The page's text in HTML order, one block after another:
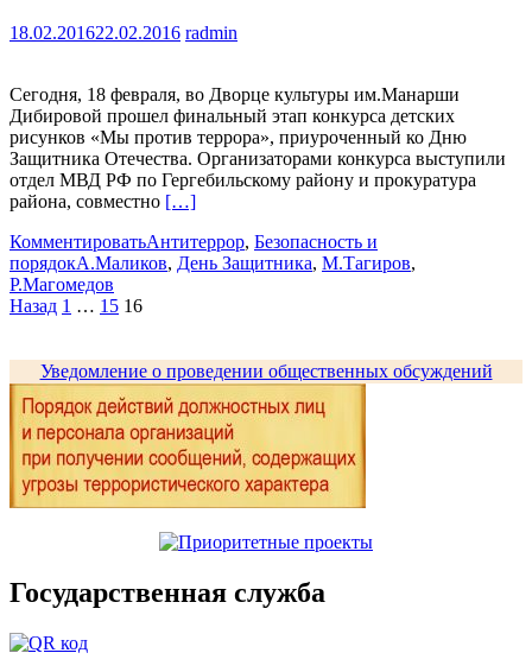
18.02.201622.02.2016 radmin
Сегодня, 18 февраля, во Дворце культуры им.Манарши
Дибировой прошел финальный этап конкурса детских
рисунков «Мы против террора», приуроченный ко Дню
Защитника Отечества. Организаторами конкурса выступили
отдел МВД РФ по Гергебильскому району и прокуратура
района, совместно […]
КомментироватьАнтитеррор, Безопасность и
порядокА.Маликов, День Защитника, М.Тагиров,
Р.Магомедов
Пагинация
Назад 1 … 15 16
Уведомление о проведении общественных обсуждений
Государственная служба